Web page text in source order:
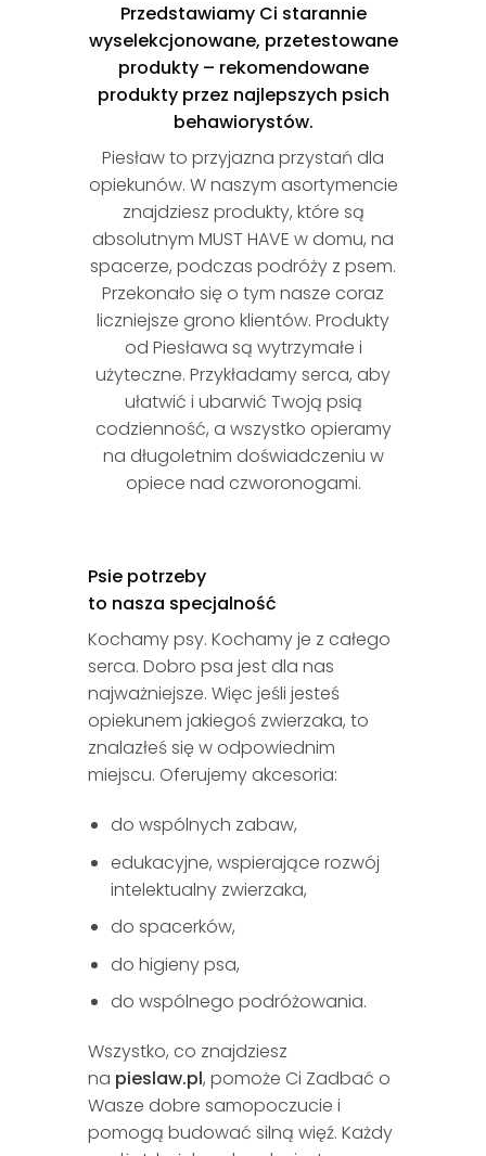
Przedstawiamy Ci starannie
wyselekcjonowane, przetestowane
produkty – rekomendowane
produkty przez najlepszych psich
behawiorystów.
Piesław to przyjazna przystań dla
opiekunów. W naszym asortymencie
znajdziesz produkty, które są
absolutnym MUST HAVE w domu, na
spacerze, podczas podróży z psem.
Przekonało się o tym nasze coraz
liczniejsze grono klientów. Produkty
od Piesława są wytrzymałe i
użyteczne. Przykładamy serca, aby
ułatwić i ubarwić Twoją psią
codzienność, a wszystko opieramy
na długoletnim doświadczeniu w
opiece nad czworonogami.
Psie potrzeby
to nasza specjalność
Kochamy psy. Kochamy je z całego
serca. Dobro psa jest dla nas
najważniejsze. Więc jeśli jesteś
opiekunem jakiegoś zwierzaka, to
znalazłeś się w odpowiednim
miejscu. Oferujemy akcesoria:
do wspólnych zabaw,
edukacyjne, wspierające rozwój
intelektualny zwierzaka,
do spacerków,
do higieny psa,
do wspólnego podróżowania.
Wszystko, co znajdziesz
na pieslaw.pl, pomoże Ci Zadbać o
Wasze dobre samopoczucie i
pomogą budować silną więź. Każdy